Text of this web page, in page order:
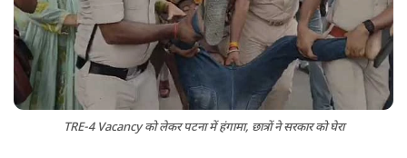
TRE-4 Vacancy को लेकर पटना में हंगामा, छात्रों ने सरकार को घेरा